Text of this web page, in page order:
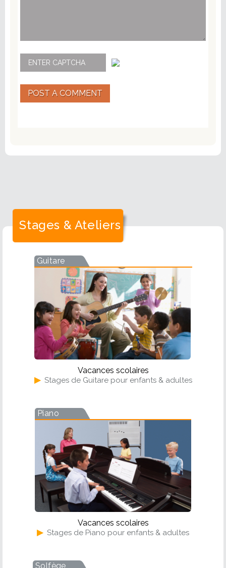
POST A COMMENT
Stages & Ateliers
Guitare
Vacances scolaires
▶ Stages de Guitare pour enfants & adultes
Piano
Vacances scolaires
▶ Stages de Piano pour enfants & adultes
Solfège